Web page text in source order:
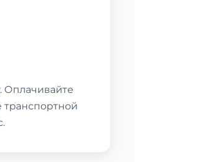
Оплачивайте